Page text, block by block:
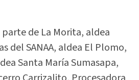
de La Morita, aldea
del SANAA, aldea El Plomo,
Santa María Sumasapa,